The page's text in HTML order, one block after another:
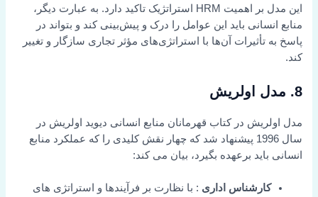
این مدل بر اهمیت HRM استراتژیک تاکید دارد. به عبارت دیگر،
منابع انسانی باید این عوامل را درک و پیش‌بینی کند و بتواند در
پاسخ به تأثیرات آن‌ها با استراتژی‌های مؤثر تجاری سازگار و تغییر
کند.
8. مدل اولریش
مدل اولریش در کتاب قهرمانان منابع انسانی دیوید اولریش در
سال 1996 پیشنهاد شد که چهار نقش کلیدی را که عملکرد منابع
انسانی باید برعهده بگیرد، بیان می کند:
کارشناس اداری : با نظارت بر فرآیندها و استراتژی های